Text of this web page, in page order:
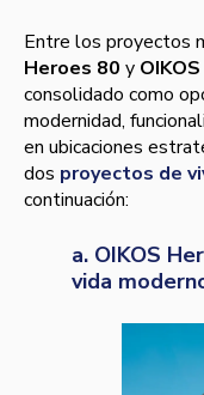
Entre los proyectos
Heroes 80 y
consolidado como
modernidad,
en ubicaciones
dos proyectos de
continuación:
a. OIKOS
vida